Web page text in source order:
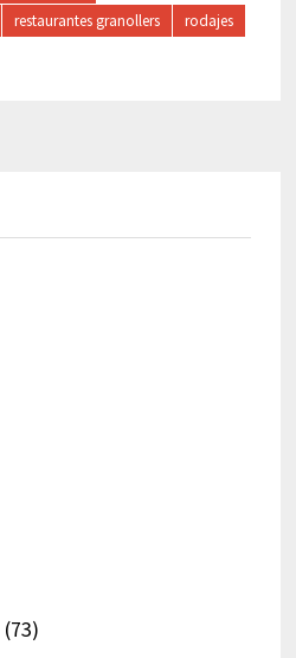
restaurantes granollers
rodajes
(73)